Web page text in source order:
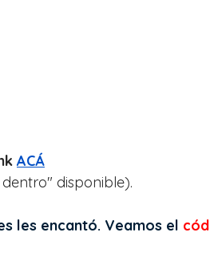
ACÁ
disponible).
les encantó. Veamos el